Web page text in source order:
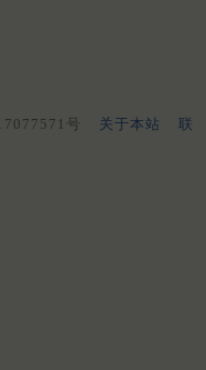
号 关于本站
联